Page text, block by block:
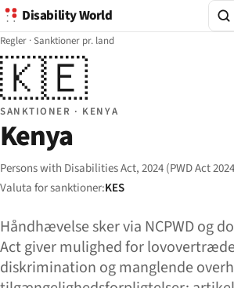
Disability World
Regler ·Sanktioner pr. land
🇰🇪
SANKTIONER · KENYA
Kenya
Persons with Disabilities Act, 2024 (PWD Act
Valuta for sanktioner:KES
Håndhævelse sker via NCPWD og
Act giver mulighed for
diskrimination og manglende